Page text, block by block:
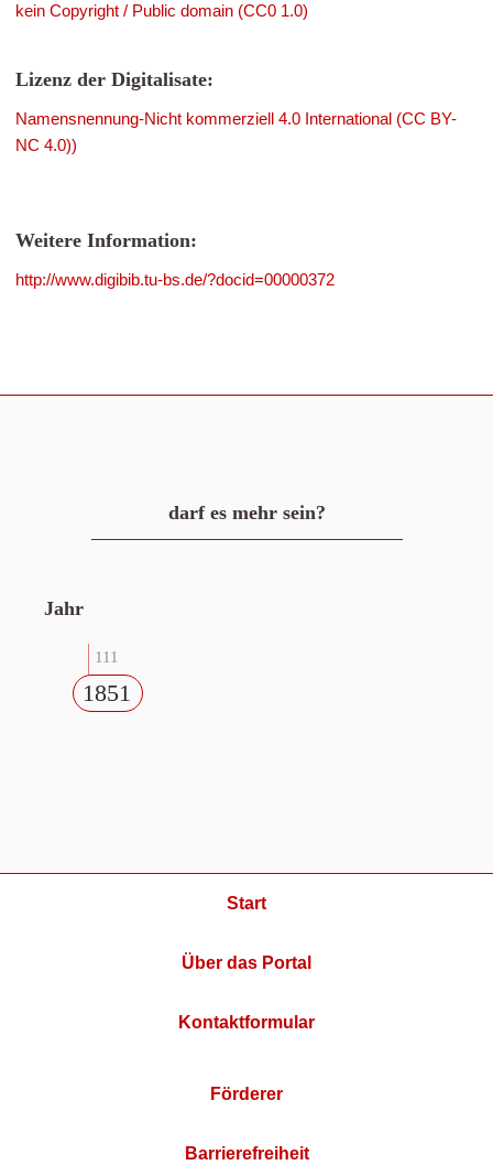
kein Copyright / Public domain (CC0 1.0)
Lizenz der Digitalisate:
Namensnennung-Nicht kommerziell 4.0 International (CC BY-
NC 4.0))
Weitere Information:
http://www.digibib.tu-bs.de/?docid=00000372
darf es mehr sein?
Jahr
111
1851
Start
Über das Portal
Kontaktformular
Förderer
Barrierefreiheit